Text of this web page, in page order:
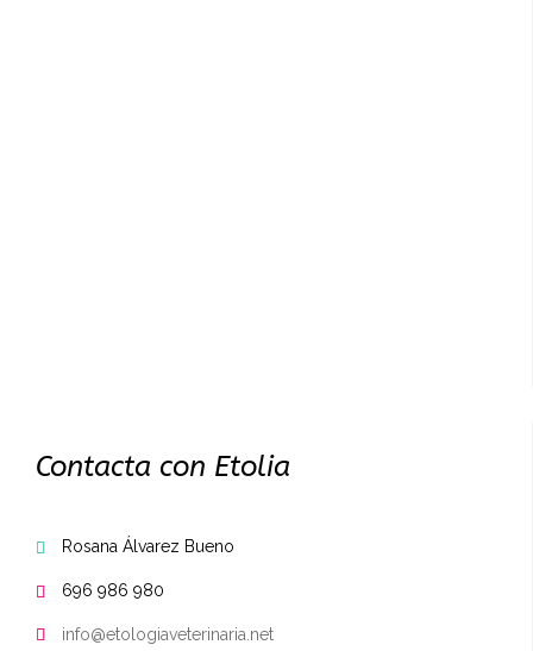
Contacta con Etolia
 Rosana Álvarez Bueno
 696 986 980
 info@etologiaveterinaria.net